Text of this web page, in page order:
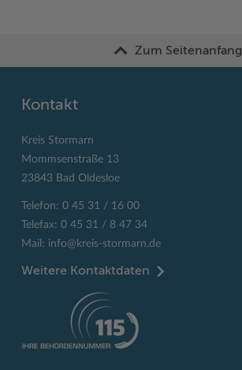
Zum Seitenanfang
Kontakt
Kreis Stormarn
Mommsenstraße 13
23843 Bad Oldesloe
Telefon: 0 45 31 / 16 00
Telefax: 0 45 31 / 8 47 34
Mail: info@kreis-stormarn.de
Weitere Kontaktdaten